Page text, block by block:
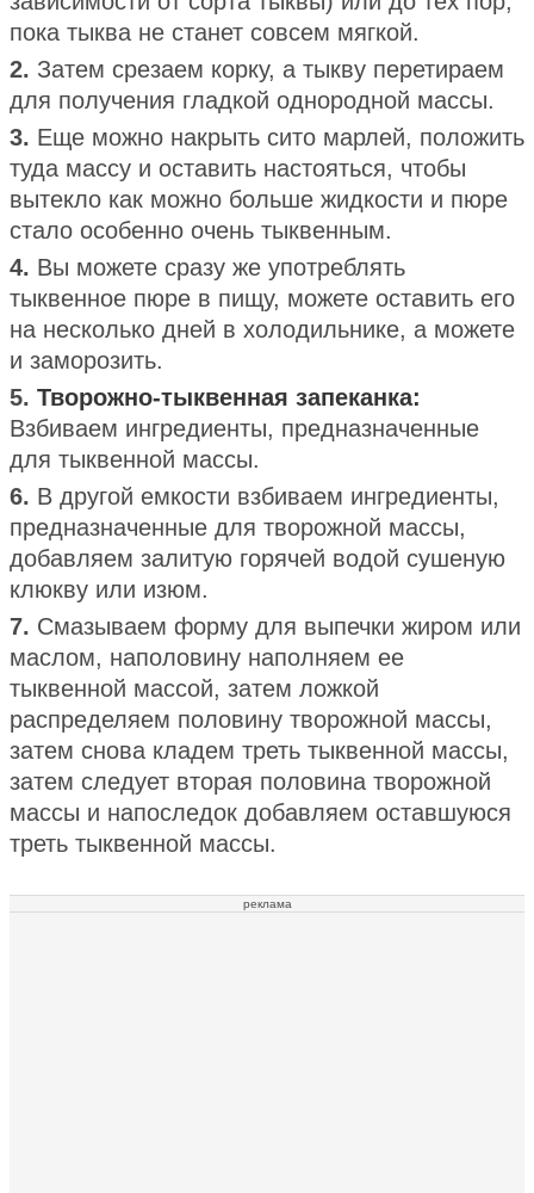
пока тыква не станет совсем мягкой.
2. Затем срезаем корку, а тыкву перетираем
для получения гладкой однородной массы.
3. Еще можно накрыть сито марлей, положить
туда массу и оставить настояться, чтобы
вытекло как можно больше жидкости и пюре
стало особенно очень тыквенным.
4. Вы можете сразу же употреблять
тыквенное пюре в пищу, можете оставить его
на несколько дней в холодильнике, а можете
и заморозить.
5. Творожно-тыквенная запеканка:
Взбиваем ингредиенты, предназначенные
для тыквенной массы.
6. В другой емкости взбиваем ингредиенты,
предназначенные для творожной массы,
добавляем залитую горячей водой сушеную
клюкву или изюм.
7. Смазываем форму для выпечки жиром или
маслом, наполовину наполняем ее
тыквенной массой, затем ложкой
распределяем половину творожной массы,
затем снова кладем треть тыквенной массы,
затем следует вторая половина творожной
массы и напоследок добавляем оставшуюся
треть тыквенной массы.
реклама